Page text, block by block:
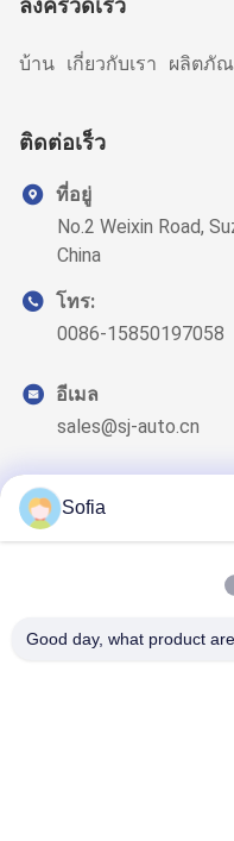
ลิงค์รวดเร็ว
บ้าน เกี่ยวกับเรา ผลิตภั
ติดต่อเร็ว
ที่อยู่
No.2 Weixin Road,
China
โทร:
0086-15850197058
อีเมล
sales@sj-auto.cn
Sofia
Good day, what product